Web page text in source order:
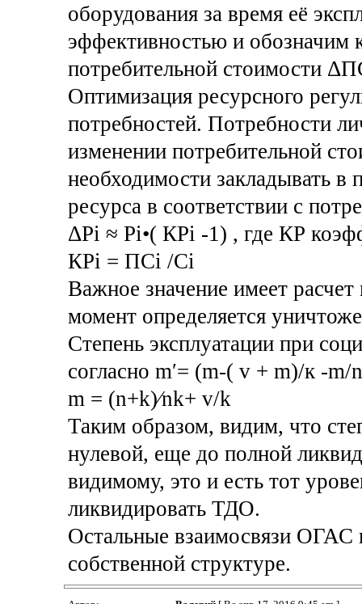
оборудования за время её
эффективностью и обозначим
потребительной стоимости
Оптимизация ресурсного
потребностей. Потребности
изменении потребительной
необходимости закладывать
ресурса в соответствии с
ΔРi ≈ Рi•( КРi -1) , где КР
КРi = ПСi /Сi
Важное значение имеет
момент определяется
Степень эксплуатации при
согласно m′= (m-( v + m)/к -
m = (n+k)⁄nk+ v/k
Таким образом, видим, что
нулевой, еще до полной
видимому, это и есть тот
ликвидировать ТДО.
Остальные взаимосвязи ОГАС
собственной структуре.